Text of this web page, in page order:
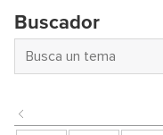
Buscador